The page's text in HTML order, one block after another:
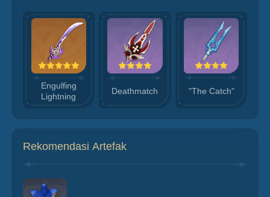
Engulfing
Lightning
Deathmatch "The Catch"
Rekomendasi Artefak